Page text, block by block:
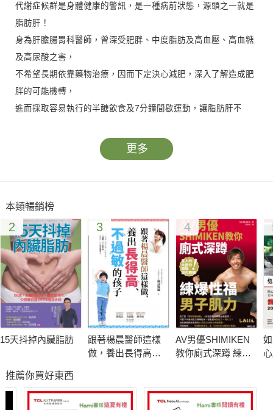
代謝症候群是身體健康的警訊，是一種病前狀態，源頭之一就是
脂肪肝！
身為肝膽腸胃科醫師，曾深受肥胖、中度脂肪及高血壓、高血糖
及高尿酸之害，
不希望長期依靠藥物治療，因而下定決心減肥，深入了解造成肥
胖的可能機轉，
進而採取容易執行的半醣飲食及7分鐘間歇運動，讓脂肪肝不
【醫師科學實證】：脂肪肝完全消失，血糖和尿酸和血壓也恢復
請正視以下數字！
￭國人每2個中年人就有1人有脂肪肝；20至29歲年輕人也有近3
成的患者。
含糖飲料及精緻碳水化合物可能是主因。
￭體重減輕5%就能改善脂肪肝，體重減輕7%可讓肝發炎指數下
降，
體重減輕10%，更有機會改善脂肪性肝炎。
我的減重方法第一個重點就是好準備、好料理且好執行的「減醣
第二個重點就是可有效降低體脂肪及內臟脂肪，防止復胖，還可
改善胰島素阻抗，強化粒線體的「節拍超慢跑」和「7分鐘間歇
更多
本類暢銷榜
2
15天抖掉內臟脂肪
3
跟著楊晨醫師這樣
做，養出長得高、
4
AV男優SHIMIKEN
教你廁式深蹲 練爆
推薦你買好東西